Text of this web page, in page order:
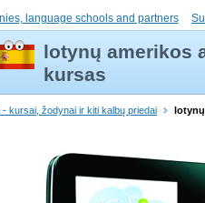
language schools and partners
lotynų amerikos
kursas
- kursai, žodynai ir kiti kalbų priedai lotynų